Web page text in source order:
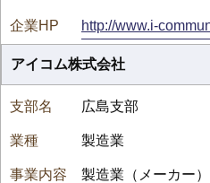
http://www.i-
アイコム株式会社
広島支部
製造業
製造業（メーカー